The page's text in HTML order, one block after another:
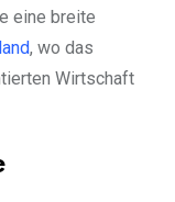
eine breite
, wo das
Wirtschaft